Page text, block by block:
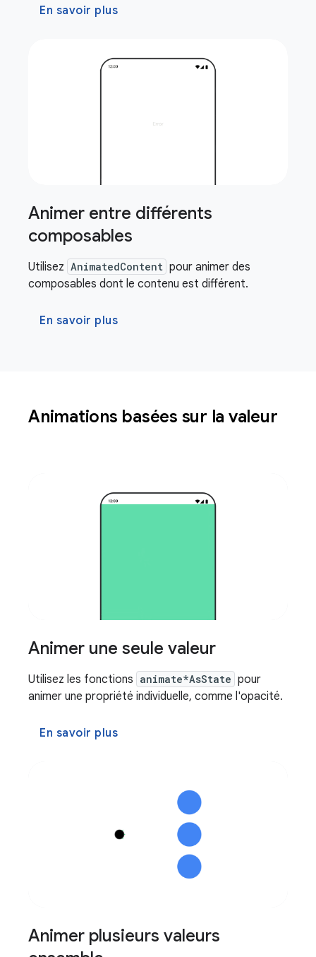
En savoir plus
Animer entre différents
composables
Utilisez AnimatedContent pour animer des
composables dont le contenu est différent.
En savoir plus
Animations basées sur la valeur
Animer une seule valeur
Utilisez les fonctions animate*AsState pour
animer une propriété individuelle, comme l'opacité.
En savoir plus
Animer plusieurs valeurs